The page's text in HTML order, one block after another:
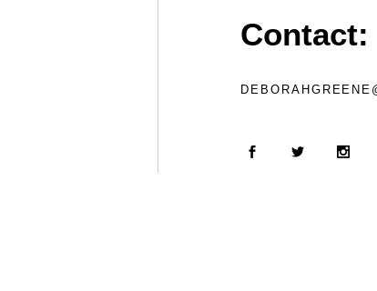
Contact: